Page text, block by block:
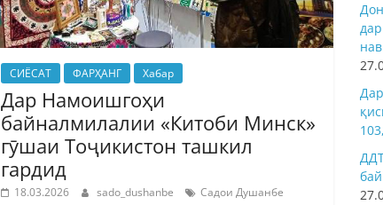
СИЁСАТ ФАРҲАНГ Хабар
Дар Намоишгоҳи
байналмилалии «Китоби Минск»
гӯшаи Тоҷикистон ташкил
гардид
18.03.2026 sado_dushanbe Садои Душанбе